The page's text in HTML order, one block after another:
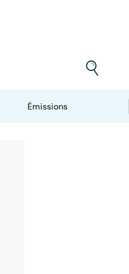
Émissions